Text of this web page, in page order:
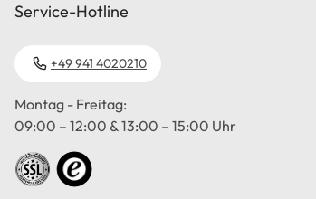
Service-Hotline
+49 941 4020210
Montag - Freitag:
09:00 – 12:00 & 13:00 – 15:00 Uhr